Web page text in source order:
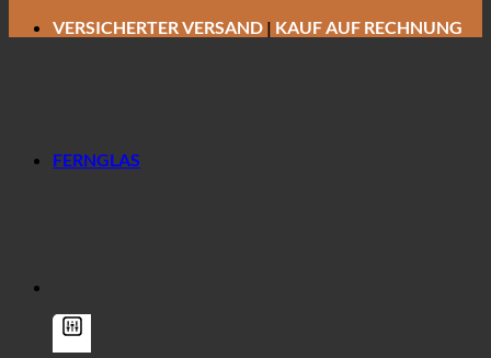
VERSICHERTER VERSAND | KAUF AUF RECHNUNG
FERNGLAS